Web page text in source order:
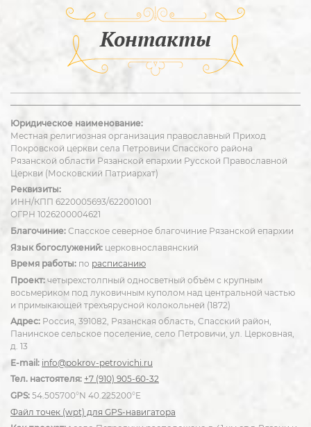
Контакты
Юридическое наименование:
Местная религиозная организация православный Приход
Покровской церкви села Петровичи Спасского района
Рязанской области Рязанской епархии Русской Православной
Церкви (Московский Патриархат)
Реквизиты:
ИНН/КПП 6220005693/622001001
ОГРН 1026200004621
Благочиние: Спасское северное благочиние Рязанской епархии
Язык богослужений: церковнославянский
Время работы: по расписанию
Проект: четырехстолпный односветный объём с крупным
восьмериком под луковичным куполом над центральной частью
и примыкающей трехъярусной колокольней (1872)
Адрес: Россия, 391082, Рязанская область, Спасский район,
Панинское сельское поселение, село Петровичи, ул. Церковная,
д. 13
E-mail: info@pokrov-petrovichi.ru
Тел. настоятеля: +7 (910) 905-60-32
GPS: 54.505700°N 40.225200°E
Файл точек (wpt) для GPS-навигатора